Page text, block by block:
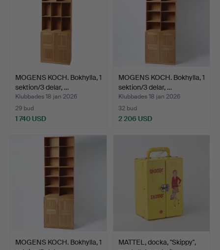
MOGENS KOCH. Bokhylla, 1
sektion/3 delar, …
Klubbades 18 jan 2026
29 bud
1 740 USD
MOGENS KOCH. Bokhylla, 1
sektion/3 delar, …
Klubbades 18 jan 2026
32 bud
2 206 USD
MOGENS KOCH. Bokhylla, 1
MATTEL, docka, "Skippy",